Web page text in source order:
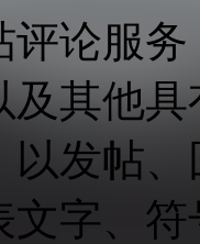
评论服
及其他
发帖
文字、